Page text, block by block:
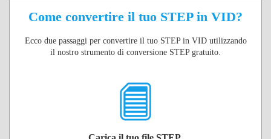
Come convertire il tuo STEP in VID?
Ecco due passaggi per convertire il tuo STEP in VID utilizzando
il nostro strumento di conversione STEP gratuito.